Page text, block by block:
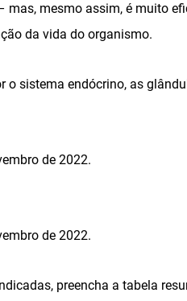
mas, mesmo assim, é muito
da vida do organismo.
o sistema endócrino, as
de 2022.
de 2022.
preencha a tabela